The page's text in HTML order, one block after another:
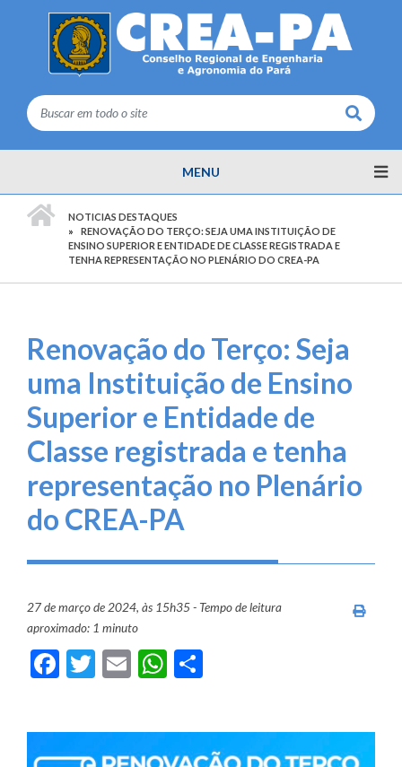
Buscar
MENU
NOTICIAS DESTAQUES
RENOVAÇÃO DO TERÇO: SEJA UMA INSTITUIÇÃO DE
ENSINO SUPERIOR E ENTIDADE DE CLASSE REGISTRADA E
TENHA REPRESENTAÇÃO NO PLENÁRIO DO CREA-PA
Renovação do Terço: Seja
uma Instituição de Ensino
Superior e Entidade de
Classe registrada e tenha
representação no Plenário
do CREA-PA
27 de março de 2024, às 15h35 - Tempo de leitura
aproximado: 1 minuto
Facebook
Twitter
EmailWhatsApp